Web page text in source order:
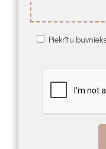
Piekrītu